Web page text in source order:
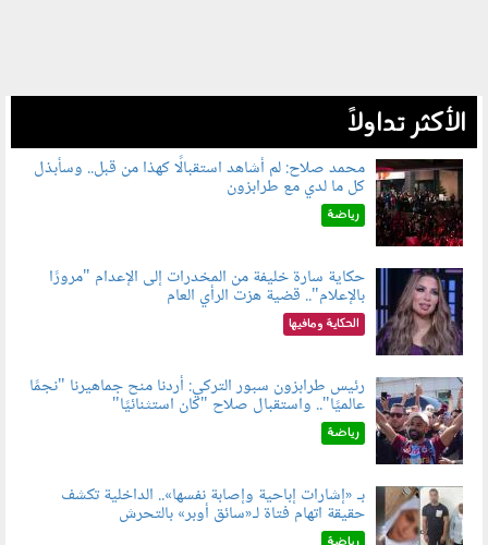
الأكثر تداولاً
060802.jpg
محمد صلاح: لم أشاهد استقبالًا كهذا من قبل.. وسأبذل
كل ما لدي مع طرابزون
رياضة
060801.jpeg
حكاية سارة خليفة من المخدرات إلى الإعدام "مرورًا
بالإعلام".. قضية هزت الرأي العام
الحكاية ومافيها
060803.jpg
رئيس طرابزون سبور التركي: أردنا منح جماهيرنا "نجمًا
عالميًا".. واستقبال صلاح "كان استثنائيًا"
رياضة
060804.jpg
بـ «إشارات إباحية وإصابة نفسها».. الداخلية تكشف
حقيقة اتهام فتاة لـ«سائق أوبر» بالتحرش